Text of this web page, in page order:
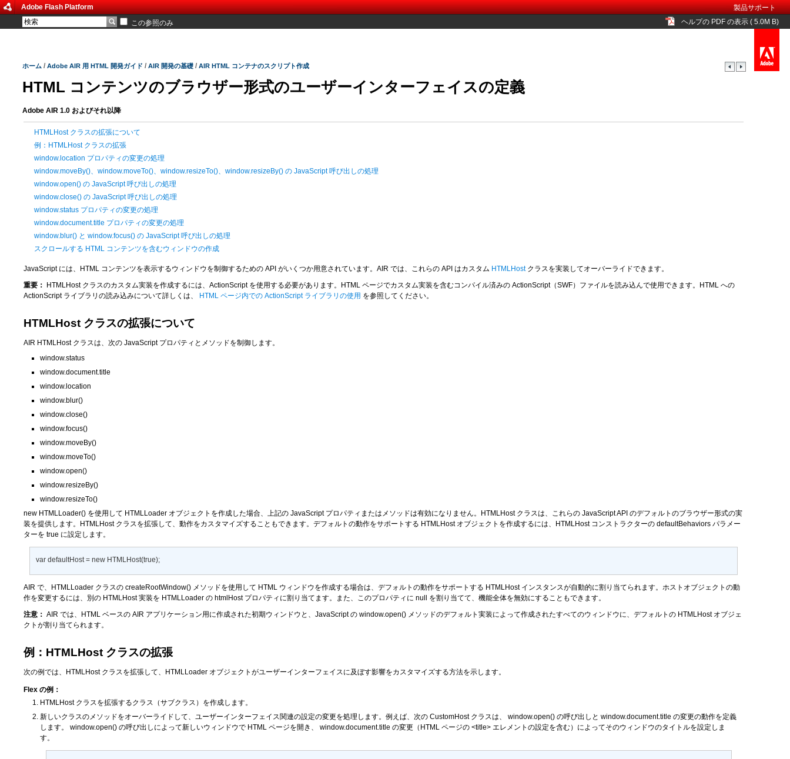
Adobe Flash Platform
ヘルプの PDF の表示 ( 5.0M B)
この参照のみ
ホーム / Adobe AIR 用 HTML 開発ガイド / AIR 開発の基礎 / AIR HTML コンテナのスクリプト作成
HTML コンテンツのブラウザー形式のユーザーインターフェイスの定義
Adobe AIR 1.0 およびそれ以降
HTMLHost クラスの拡張について
例：HTMLHost クラスの拡張
window.location プロパティの変更の処理
window.moveBy()、window.moveTo()、window.resizeTo()、window.resizeBy() の JavaScript 呼び出しの処理
window.open() の JavaScript 呼び出しの処理
window.close() の JavaScript 呼び出しの処理
window.status プロパティの変更の処理
window.document.title プロパティの変更の処理
window.blur() と window.focus() の JavaScript 呼び出しの処理
スクロールする HTML コンテンツを含むウィンドウの作成
JavaScript には、HTML コンテンツを表示するウィンドウを制御するための API がいくつか用意されています。AIR では、これらの API はカスタム HTMLHost クラスを実装してオーバーライドできます。
重要：
HTMLHost クラスのカスタム実装を作成するには、ActionScript を使用する必要があります。HTML ページでカスタム実装を含むコンパイル済みの ActionScript（SWF）ファイルを読み込んで使用できます。HTML への
ActionScript ライブラリの読み込みについて詳しくは、
HTML ページ内での ActionScript ライブラリの使用 を参照してください。
HTMLHost クラスの拡張について
AIR HTMLHost クラスは、次の JavaScript プロパティとメソッドを制御します。
window.status
window.document.title
window.location
window.blur()
window.close()
window.focus()
window.moveBy()
window.moveTo()
window.open()
window.resizeBy()
window.resizeTo()
new HTMLLoader() を使用して HTMLLoader オブジェクトを作成した場合、上記の JavaScript プロパティまたはメソッドは有効になりません。HTMLHost クラスは、これらの JavaScript API のデフォルトのブラウザー形式の実
装を提供します。HTMLHost クラスを拡張して、動作をカスタマイズすることもできます。デフォルトの動作をサポートする HTMLHost オブジェクトを作成するには、HTMLHost コンストラクターの defaultBehaviors パラメー
ターを true に設定します。
var defaultHost = new HTMLHost(true);
AIR で、HTMLLoader クラスの createRootWindow() メソッドを使用して HTML ウィンドウを作成する場合は、デフォルトの動作をサポートする HTMLHost インスタンスが自動的に割り当てられます。ホストオブジェクトの動
作を変更するには、別の HTMLHost 実装を HTMLLoader の htmlHost プロパティに割り当てます。また、このプロパティに null を割り当てて、機能全体を無効にすることもできます。
注意： AIR では、HTML ベースの AIR アプリケーション用に作成された初期ウィンドウと、JavaScript の window.open() メソッドのデフォルト実装によって作成されたすべてのウィンドウに、デフォルトの HTMLHost オブジェ
クトが割り当てられます。
例：HTMLHost クラスの拡張
次の例では、HTMLHost クラスを拡張して、HTMLLoader オブジェクトがユーザーインターフェイスに及ぼす影響をカスタマイズする方法を示します。
Flex の例：
HTMLHost クラスを拡張するクラス（サブクラス）を作成します。
新しいクラスのメソッドをオーバーライドして、ユーザーインターフェイス関連の設定の変更を処理します。例えば、次の CustomHost クラスは、 window.open() の呼び出しと window.document.title の変更の動作を定義
します。 window.open() の呼び出しによって新しいウィンドウで HTML ページを開き、 window.document.title の変更（HTML ページの <title> エレメントの設定を含む）によってそのウィンドウのタイトルを設定しま
す。
製品サポート